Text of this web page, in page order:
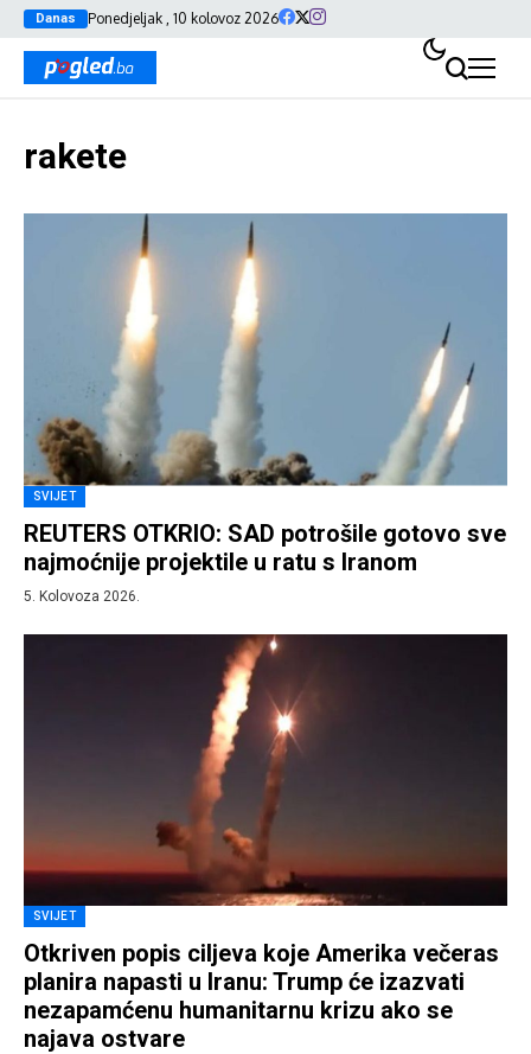
Danas Ponedjeljak , 10 kolovoz 2026
rakete
SVIJET
REUTERS OTKRIO: SAD potrošile gotovo sve
najmoćnije projektile u ratu s Iranom
5. Kolovoza 2026.
SVIJET
Otkriven popis ciljeva koje Amerika večeras
planira napasti u Iranu: Trump će izazvati
nezapamćenu humanitarnu krizu ako se
najava ostvare